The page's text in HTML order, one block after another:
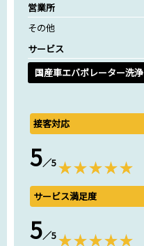
営業所
その他
サービス
国産車エバポレーター洗浄
接客対応
5／5
サービス満足度
5／5